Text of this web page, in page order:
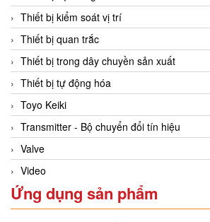
Thiết bị kiểm soát vị trí
Thiết bị quan trắc
Thiết bị trong dây chuyền sản xuất
Thiết bị tự động hóa
Toyo Keiki
Transmitter - Bộ chuyển đổi tín hiệu
Valve
Video
Ứng dụng sản phẩm